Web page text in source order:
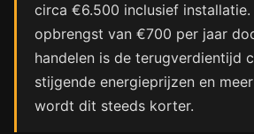
circa €6.500 inclusief installatie.
opbrengst van €700 per jaar
handelen is de terugverdientijd
stijgende energieprijzen en
wordt dit steeds korter.